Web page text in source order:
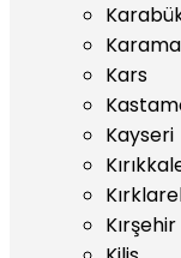
Kars
Kayseri
Kırşehir